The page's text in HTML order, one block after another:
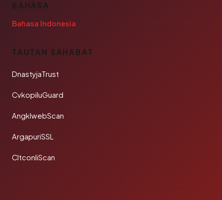
BAHASA
Bahasa Indonesia
TAUTAN SAHABAT
DnastyjaTrust
CvkopiluGuard
AngklwebScan
ArgapuriSSL
CltconliScan